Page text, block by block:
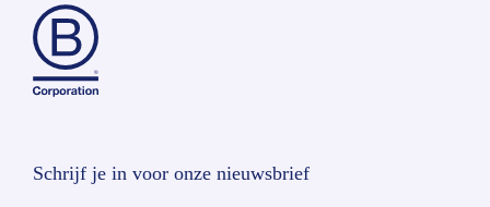
Schrijf je in voor onze nieuwsbrief